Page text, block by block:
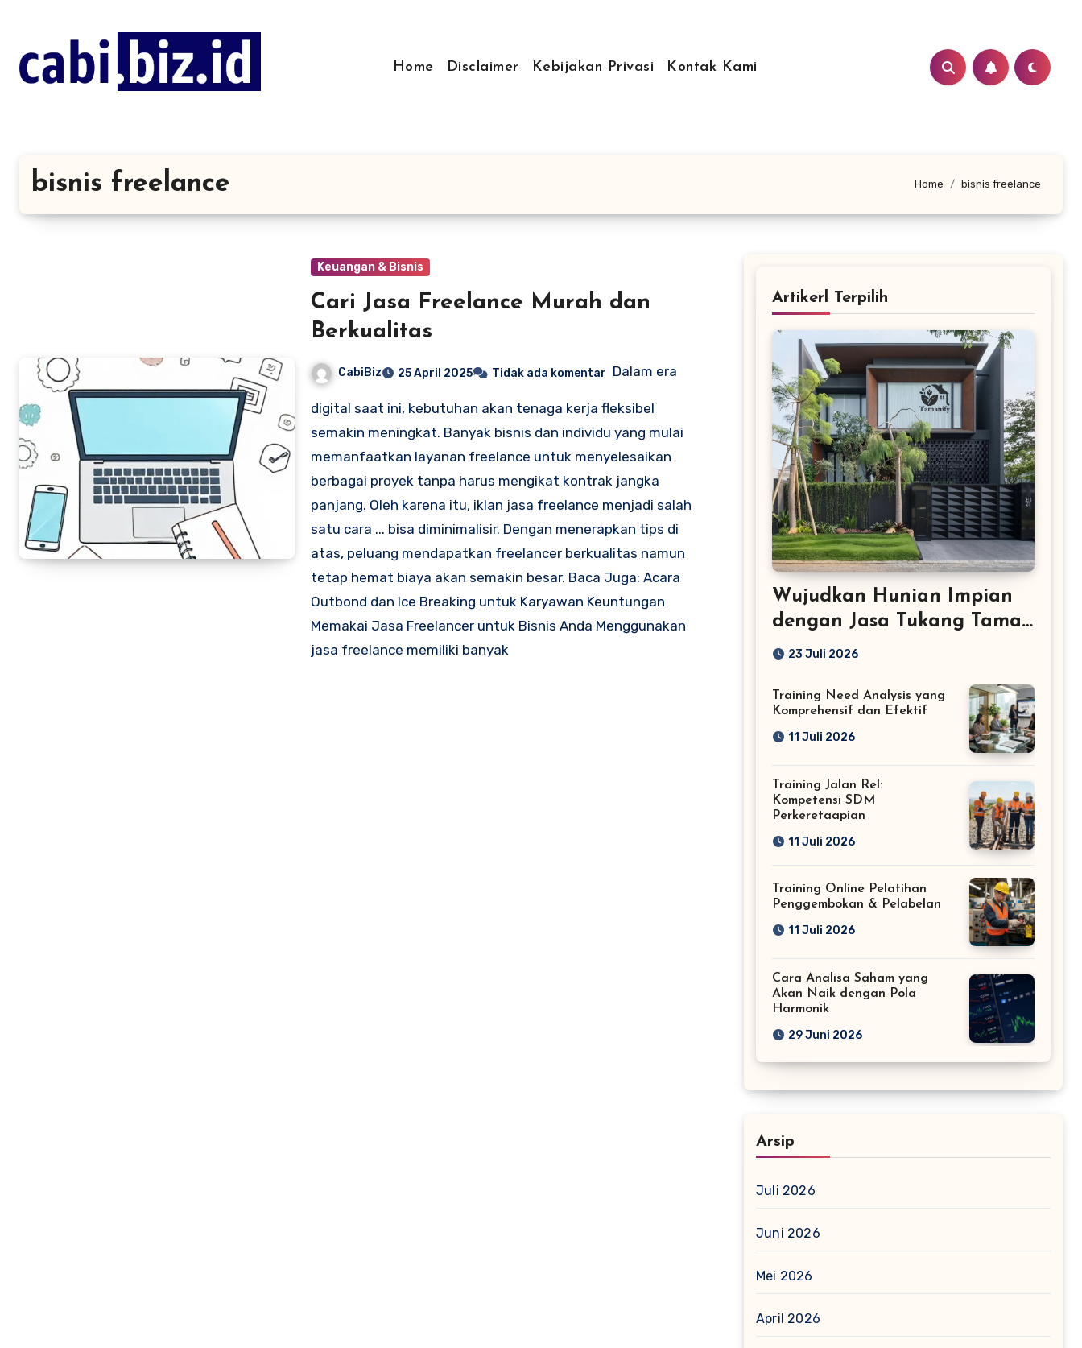
konten
Home
Disclaimer Kebijakan Privasi Kontak Kami
bisnis freelance Home bisnis freelance
Keuangan & Bisnis
Cari Jasa Freelance Murah dan
Berkualitas
CabiBiz 25 April 2025 Tidak ada komentar Dalam era
digital saat ini, kebutuhan akan tenaga kerja fleksibel
semakin meningkat. Banyak bisnis dan individu yang mulai
memanfaatkan layanan freelance untuk menyelesaikan
berbagai proyek tanpa harus mengikat kontrak jangka
panjang. Oleh karena itu, iklan jasa freelance menjadi salah
satu cara ... bisa diminimalisir. Dengan menerapkan tips di
atas, peluang mendapatkan freelancer berkualitas namun
tetap hemat biaya akan semakin besar. Baca Juga: Acara
Outbond dan Ice Breaking untuk Karyawan Keuntungan
Memakai Jasa Freelancer untuk Bisnis Anda Menggunakan
jasa freelance memiliki banyak
Artikerl Terpilih
Wujudkan Hunian Impian
dengan Jasa Tukang Taman
Profesional
23 Juli 2026
Training Need Analysis yang
Komprehensif dan Efektif
11 Juli 2026
Training Jalan Rel:
Kompetensi SDM
Perkeretaapian
11 Juli 2026
Training Online Pelatihan
Penggembokan & Pelabelan
11 Juli 2026
Cara Analisa Saham yang
Akan Naik dengan Pola
Harmonik
29 Juni 2026
Arsip
Juli 2026
Juni 2026
Mei 2026
April 2026